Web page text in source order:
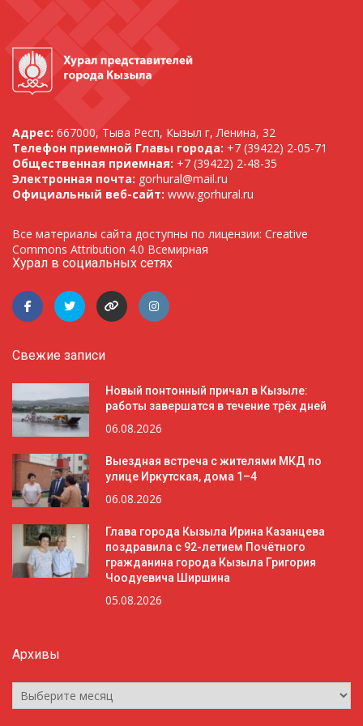
Адрес: 667000, Тыва Респ, Кызыл г, Ленина, 32
Телефон приемной Главы города: +7 (39422) 2-05-71
Общественная приемная: +7 (39422) 2-48-35
Электронная почта: gorhural@mail.ru
Официальный веб-сайт: www.gorhural.ru
Все материалы сайта доступны по лицензии: Creative
Commons Attribution 4.0 Всемирная
Хурал в социальных сетях
Свежие записи
Новый понтонный причал в Кызыле:
работы завершатся в течение трёх дней
06.08.2026
Выездная встреча с жителями МКД по
улице Иркутская, дома 1–4
06.08.2026
Глава города Кызыла Ирина Казанцева
поздравила с 92-летием Почётного
гражданина города Кызыла Григория
Чоодуевича Ширшина
05.08.2026
Архивы
Архивы